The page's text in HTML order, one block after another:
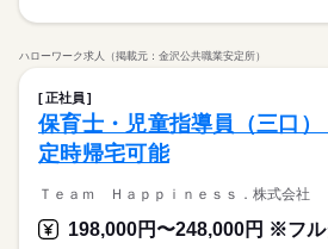
ハローワーク求人（掲載元：金沢公共職業安定所）
正社員
保育士・児童指導員（三
定時帰宅可能
Ｔｅａｍ Ｈａｐｐｉｎｅｓｓ．株式会社